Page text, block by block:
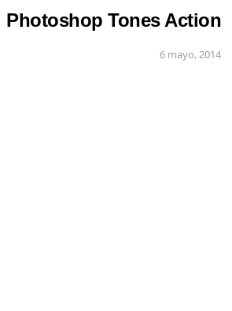
Photoshop Tones Action
6 mayo, 2014